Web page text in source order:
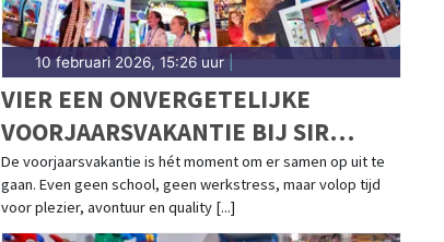
10 februari 2026, 15:26 uur|
VIER EEN ONVERGETELIJKE
VOORJAARSVAKANTIE BIJ SIR
WINSTON FUN & GAMES!
De voorjaarsvakantie is hét moment om er samen op uit te
gaan. Even geen school, geen werkstress, maar volop tijd
voor plezier, avontuur en quality [...]